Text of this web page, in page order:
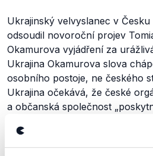
Ukrajinský velvyslanec v
odsoudil novoroční projev
Okamurova vyjádření za
Ukrajina Okamurova slova
osobního postoje, ne českého
Ukrajina očekává, že české
a občanská společnost
Nic o sankcích neřekl ani
parlamentu Stefančuk, ani